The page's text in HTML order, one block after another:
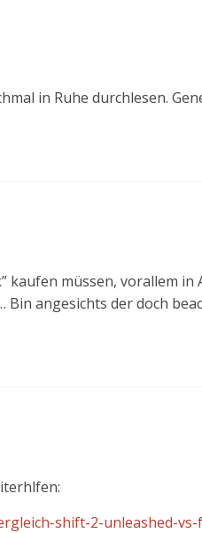
in Ruhe durchlesen.
kaufen müssen, vorallem in
angesichts der doch
shift-2-unleashed-